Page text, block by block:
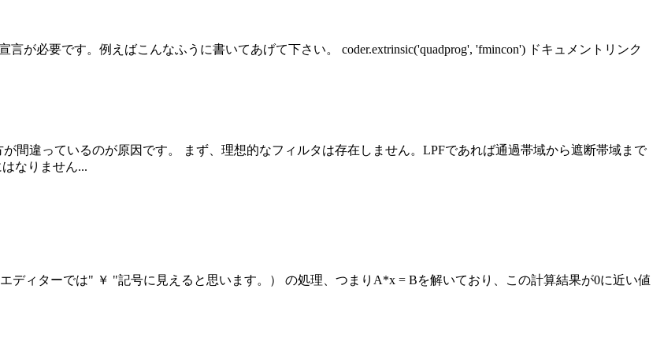
が必要です。例えばこんなふうに書いてあげて下さい。 coder.extrinsic('quadprog', 'fmincon') ドキュメントリンク
間違っているのが原因です。 まず、理想的なフィルタは存在しません。LPFであれば通過帯域から遮断帯域まで
なりません...
ディターでは" ￥ "記号に見えると思います。） の処理、つまりA*x = Bを解いており、この計算結果が0に近い値